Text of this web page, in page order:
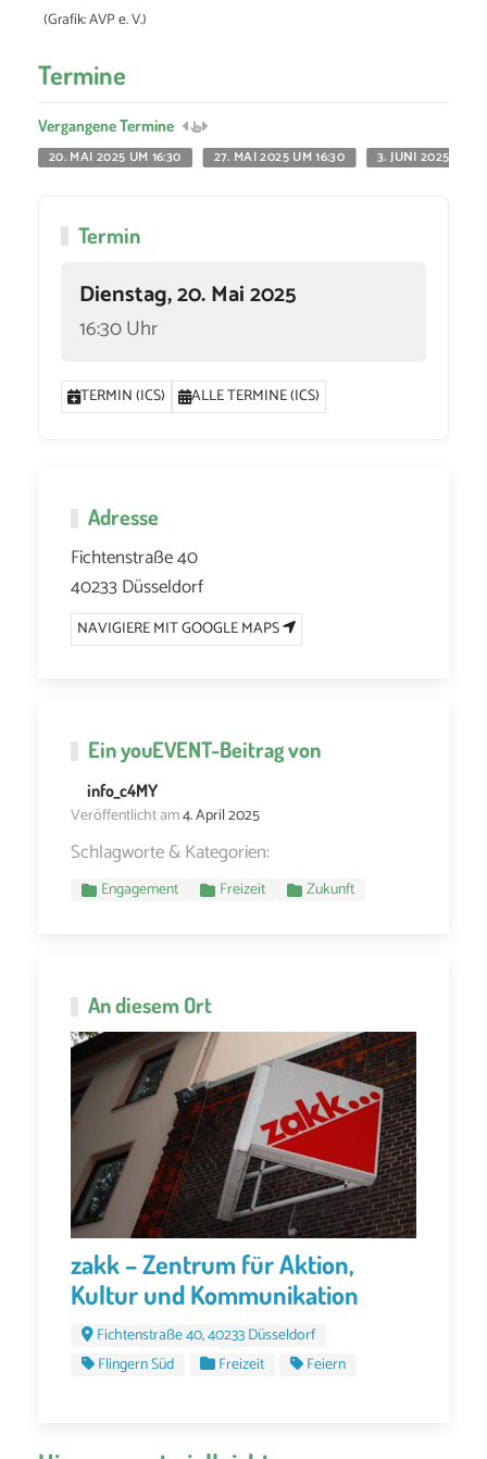
(Grafik: AVP e. V.)
Termine
Vergangene Termine
20. MAI 2025 UM 16:30
27. MAI 2025 UM 16:30 3. JUNI 2025 UM
Termin
Dienstag, 20. Mai 2025
16:30 Uhr
TERMIN (ICS) ALLE TERMINE (ICS)
Adresse
Fichtenstraße 40
40233 Düsseldorf
NAVIGIERE MIT GOOGLE MAPS
EinyouEVENT-Beitrag von
info_c4MY
Veröffentlicht am4. April 2025
Schlagworte & Kategorien:
Engagement Freizeit Zukunft
An diesem Ort
zakk – Zentrum für Aktion,
Kultur und Kommunikation
Fichtenstraße 40, 40233 Düsseldorf
Flingern Süd
Freizeit Feiern